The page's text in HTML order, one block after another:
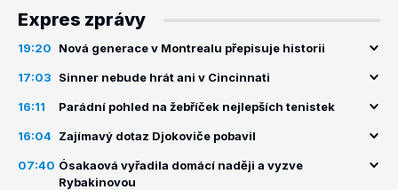
Expres zprávy
19:20 Nová generace v Montrealu přepisuje historii
17:03 Sinner nebude hrát ani v Cincinnati
16:11 Parádní pohled na žebříček nejlepších tenistek
16:04 Zajímavý dotaz Djokoviče pobavil
07:40 Ósakaová vyřadila domácí naději a vyzve
Rybakinovou